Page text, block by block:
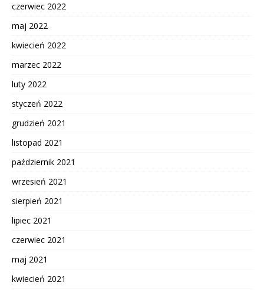
czerwiec 2022
maj 2022
kwiecień 2022
marzec 2022
luty 2022
styczeń 2022
grudzień 2021
listopad 2021
październik 2021
wrzesień 2021
sierpień 2021
lipiec 2021
czerwiec 2021
maj 2021
kwiecień 2021